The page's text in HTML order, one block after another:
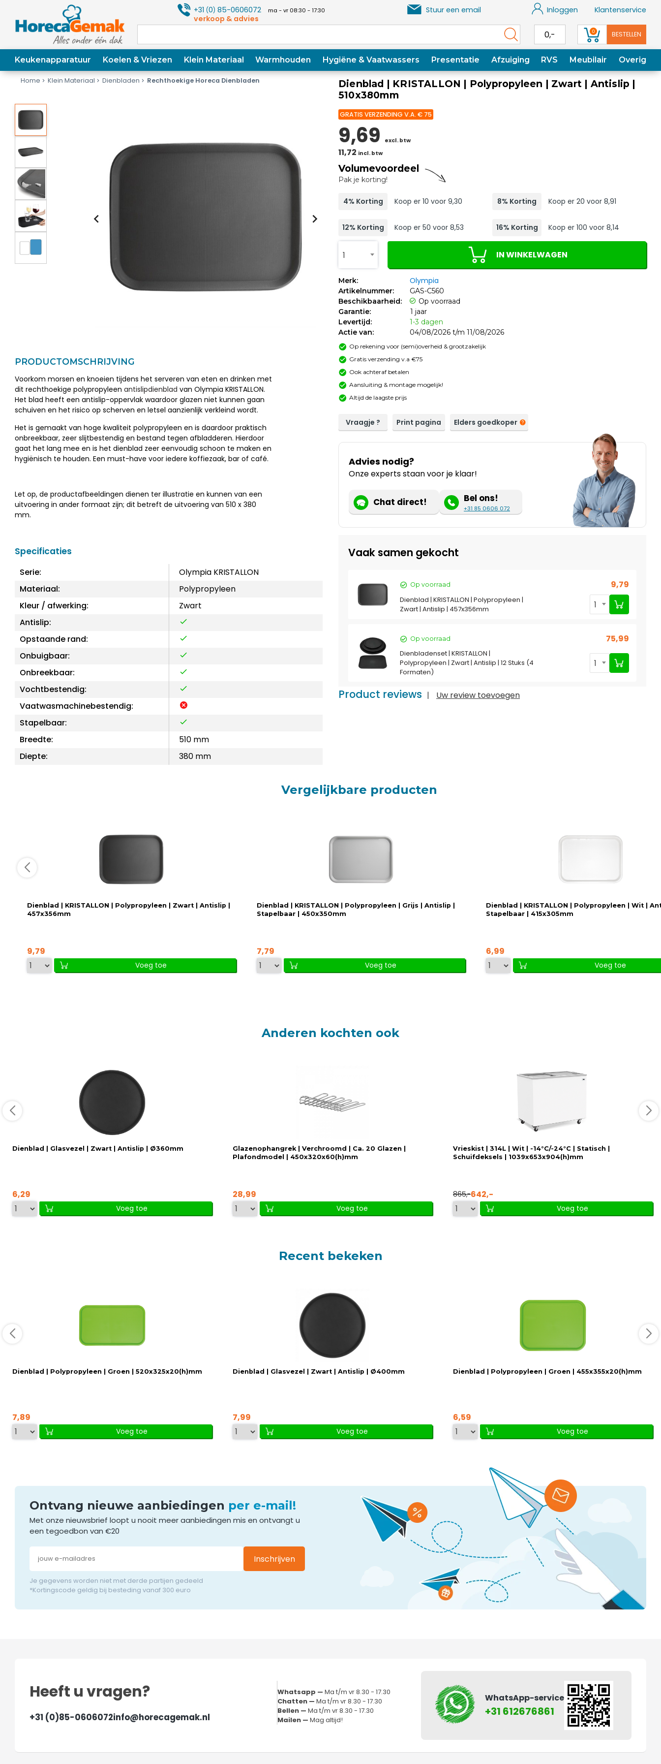
+31(0) 85-0606072 ma - vr 08:30 - 17:30
verkoop & advies
Stuur een email Inloggen Klantenservice
0,- 0 BESTELLEN
Keukenapparatuur Koelen & Vriezen Klein Materiaal Warmhouden Hygiëne & Vaatwassers Presentatie Afzuiging RVS Meubilair Overig
Home Klein Materiaal Dienbladen Rechthoekige Horeca Dienbladen
PRODUCTOMSCHRIJVING
Voorkom morsen en knoeien tijdens het serveren van eten en drinken met
dit rechthoekige polypropyleen antislipdienblad van Olympia KRISTALLON.
Het blad heeft een antislip-oppervlak waardoor glazen niet kunnen gaan
schuiven en het risico op scherven en letsel aanzienlijk verkleind wordt.
Het is gemaakt van hoge kwaliteit polypropyleen en is daardoor praktisch
onbreekbaar, zeer slijtbestendig en bestand tegen afbladderen. Hierdoor
gaat het lang mee en is het dienblad zeer eenvoudig schoon te maken en
hygiënisch te houden. Een must-have voor iedere koffiezaak, bar of café.
Let op, de productafbeeldingen dienen ter illustratie en kunnen van een
uitvoering in ander formaat zijn; dit betreft de uitvoering van 510 x 380
mm.
Specificaties
Serie:
Olympia KRISTALLON
Materiaal:
Polypropyleen
Kleur / afwerking:
Zwart
Antislip:
Opstaande rand:
Onbuigbaar:
Onbreekbaar:
Vochtbestendig:
Vaatwasmachinebestendig:
Stapelbaar:
Breedte:
510 mm
Diepte:
380 mm
Dienblad | KRISTALLON | Polypropyleen | Zwart | Antislip |
510x380mm
GRATIS VERZENDING V.A. € 75
9,69 excl. btw
11,72 incl. btw
Volumevoordeel
Pak je korting!
4% Korting Koop er 10 voor 9,30 8% Korting Koop er 20 voor 8,91
12% Korting Koop er 50 voor 8,53 16% Korting Koop er 100 voor 8,14
1 IN WINKELWAGEN
Merk: Olympia
Artikelnummer:
GAS-C560
Beschikbaarheid:
Op voorraad
Garantie:
1 jaar
Levertijd:
1-3 dagen
Actie van:
04/08/2026 t/m 11/08/2026
Op rekening voor (semi)overheid & grootzakelijk
Gratis verzending v.a €75
Ook achteraf betalen
Aansluiting & montage mogelijk!
Altijd de laagste prijs
Vraagje ? Print pagina Elders goedkoper
Advies nodig?
Onze experts staan voor je klaar!
Chat direct! Bel ons!
+31 85 0606 072
Vaak samen gekocht
Op voorraad 9,79
Dienblad | KRISTALLON | Polypropyleen |
Zwart | Antislip | 457x356mm
1
Op voorraad 75,99
Dienbladenset | KRISTALLON |
Polypropyleen | Zwart | Antislip | 12 Stuks (4
Formaten)
1
Product reviews | Uw review toevoegen
Vergelijkbare producten
Dienblad | KRISTALLON | Polypropyleen | Zwart | Antislip |
457x356mm
9,79
Voeg toe
Dienblad | KRISTALLON | Polypropyleen | Grijs | Antislip |
Stapelbaar | 450x350mm
7,79
Voeg toe
Dienblad | KRISTALLON | Polypropyleen | Wit |
Stapelbaar | 415x305mm
6,99
Voeg toe
Anderen kochten ook
Dienblad | Glasvezel | Zwart | Antislip | Ø360mm
6,29
Voeg toe
Glazenophangrek | Verchroomd | Ca. 20 Glazen |
Plafondmodel | 450x320x60(h)mm
28,99
Voeg toe
Vrieskist | 314L | Wit | -14°C/-24°C | Statisch |
Schuifdeksels | 1039x653x904(h)mm
865,-642,-
Voeg toe
Recent bekeken
Dienblad | Polypropyleen | Groen | 520x325x20(h)mm
7,89
Voeg toe
Dienblad | Glasvezel | Zwart | Antislip | Ø400mm
7,99
Voeg toe
Dienblad | Polypropyleen | Groen | 455x355x20(h)mm
6,59
Voeg toe
Ontvang nieuwe aanbiedingen per e-mail!
Met onze nieuwsbrief loopt u nooit meer aanbiedingen mis en ontvangt u
een tegoedbon van €20
Inschrijven
Je gegevens worden niet met derde partijen gedeeld
*Kortingscode geldig bij besteding vanaf 300 euro
Heeft u vragen?
+31 (0)85-0606072info@horecagemak.nl
Whatsapp —Ma t/m vr 8.30 - 17.30
Chatten —Ma t/m vr 8.30 - 17.30
Bellen —Ma t/m vr 8.30 - 17.30
Mailen —Mag altijd!
WhatsApp-service
+31 612676861